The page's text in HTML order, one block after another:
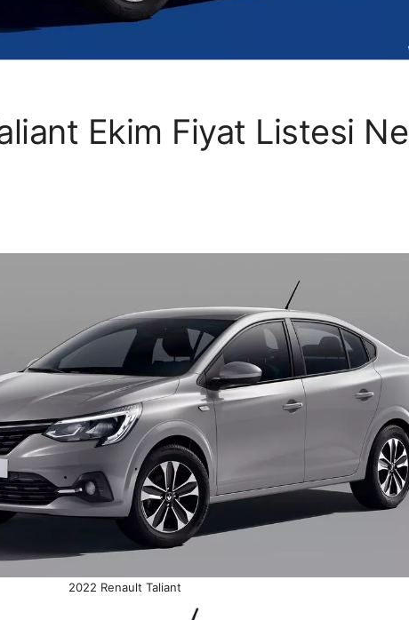
Ekim Fiyat Listesi Ne
2022 Renault Taliant